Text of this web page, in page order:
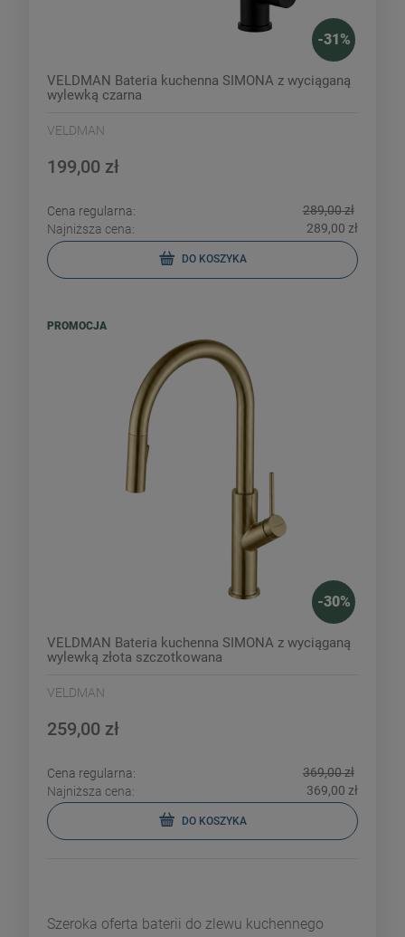
-31%
VELDMAN Bateria kuchenna SIMONA z wyciąganą
wylewką czarna
VELDMAN
199,00 zł
Cena regularna:
289,00 zł
Najniższa cena:
289,00 zł
DO KOSZYKA
-30%
VELDMAN Bateria kuchenna SIMONA z wyciąganą
wylewką złota szczotkowana
VELDMAN
259,00 zł
Cena regularna:
369,00 zł
Najniższa cena:
369,00 zł
DO KOSZYKA
PROMOCJA
Szeroka oferta baterii do zlewu kuchennego